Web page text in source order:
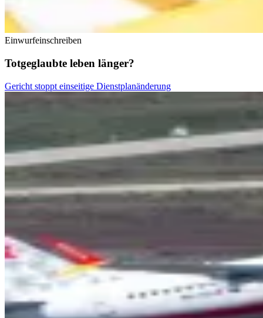
Einwurfeinschreiben
Totgeglaubte leben länger?
Gericht stoppt einseitige Dienstplanänderung